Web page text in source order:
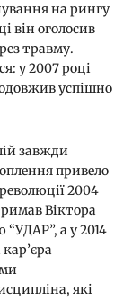
на рингу
він оголосив
травму.
у 2007 році
успішно
завжди
привело
2004
Віктора
а у 2014
які